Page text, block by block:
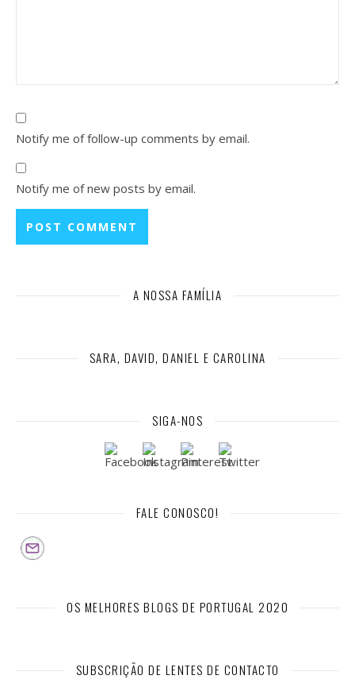
Notify me of follow-up comments by email.
Notify me of new posts by email.
A NOSSA FAMÍLIA
SARA, DAVID, DANIEL E CAROLINA
SIGA-NOS
FALE CONOSCO!
OS MELHORES BLOGS DE PORTUGAL 2020
SUBSCRIÇÃO DE LENTES DE CONTACTO